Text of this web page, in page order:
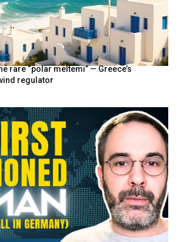
rare “polar meltemi” — Greece’s
regulator